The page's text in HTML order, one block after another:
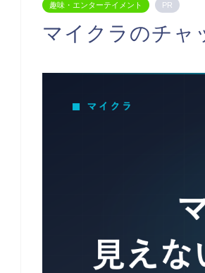
趣味・エンターテイメント PR
マイクラのチャ